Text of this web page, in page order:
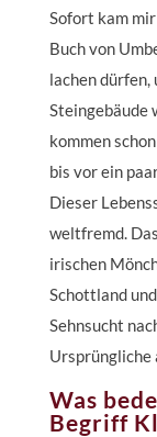
Sofort kam mir
Buch von
lachen
Steingebäude
kommen
bis vor ein
Dieser
weltfremd.
irischen
Schottland
Sehnsucht
Ursprüngliche
Was
Begriff